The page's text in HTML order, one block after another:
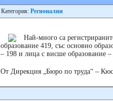
Категория: Регионални
Най-много са
образование 419, със основно
– 198 и лица с висше образование –
От Дирекция „Бюро по труда“ –